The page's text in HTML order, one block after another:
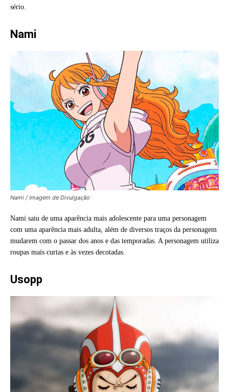
sério.
Nami
Nami / Imagem de Divulgação
Nami saiu de uma aparência mais adolescente para uma personagem
com uma aparência mais adulta, além de diversos traços da personagem
mudarem com o passar dos anos e das temporadas. A personagem utiliza
roupas mais curtas e às vezes decotadas.
Usopp